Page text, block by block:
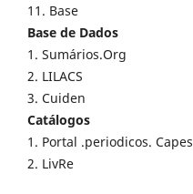
11. Base
Base de Dados
1. Sumários.Org
2. LILACS
3. Cuiden
Catálogos
1. Portal .periodicos. Capes
2. LivRe